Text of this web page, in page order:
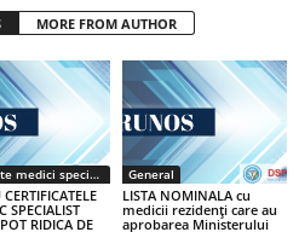
MORE FROM AUTHOR
Certificate medici specialiști / primari
CERTIFICATELE
SPECIALIST
RIDICA DE
General
LISTA NOMINALA cu
medicii rezidenţi care au
aprobarea Ministerului